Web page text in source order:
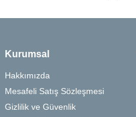
Kurumsal
Hakkımızda
Mesafeli Satış Sözleşmesi
Gizlilik ve Güvenlik